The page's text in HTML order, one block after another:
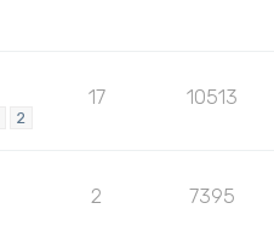
2
17 10513
2 7395